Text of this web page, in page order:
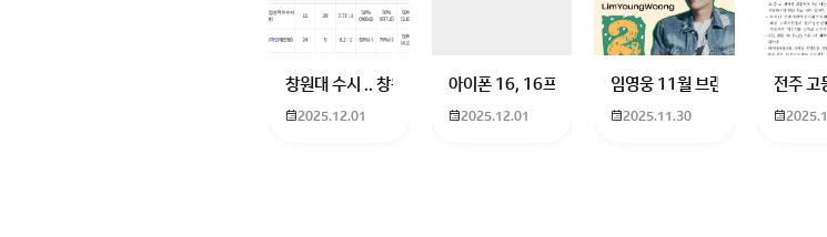
창원대 수시 .. 창원대를 목표로 하고 있는 09년생입니다 지금 제 내신이 5등급제 기
2025.12.01
아이폰 16, 16프로 케이스 호환 가능한가요? 16을 쓰고
2025.12.01
임영웅 11월 브랜드평판 순위 알
2025.11.30
전주 고